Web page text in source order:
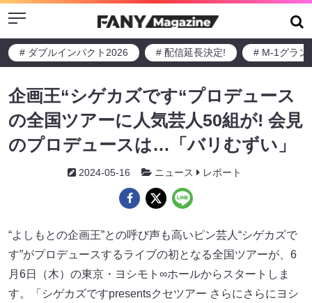
Menu
# ダブルインパクト2026 # 配信延長決定! # M-1グラン
企画王“シゲカズです“プロデュース
の全国ツアーに人気芸人50組が! 会見
のプロデュースは…「バリむずい」
2024-05-16 ニュース レポート
“よしもとの企画王”との呼び声も高いピン芸人“シゲカズで
す”がプロデュースするライブの初となる全国ツアーが、6
月6日（木）の東京・ヨシモト∞ホールからスタートしま
す。「シゲカズですpresentsクセツアー さらにさらにヨシ